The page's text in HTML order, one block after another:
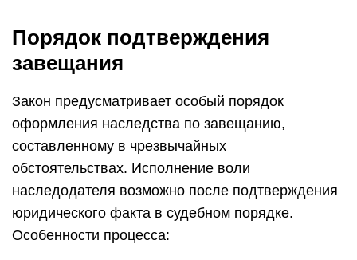
Порядок подтверждения
завещания
Закон предусматривает особый порядок
оформления наследства по завещанию,
составленному в чрезвычайных
обстоятельствах. Исполнение воли
наследодателя возможно после подтверждения
юридического факта в судебном порядке.
Особенности процесса: